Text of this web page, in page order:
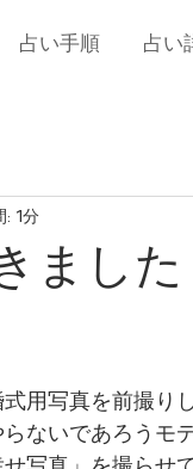
占い手順 占い
ました
: 1分
用写真を前撮り
ないであろうモ